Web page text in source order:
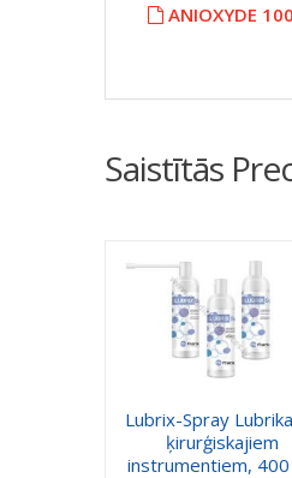
ANIOXYDE
Saistītās
Lubrix-Spray
ķirurģiskajiem
instrumentiem, 400